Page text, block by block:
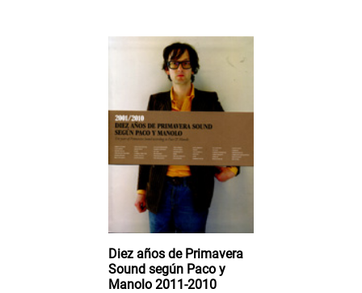
Diez años de Primavera
Sound según Paco y
Manolo 2011-2010